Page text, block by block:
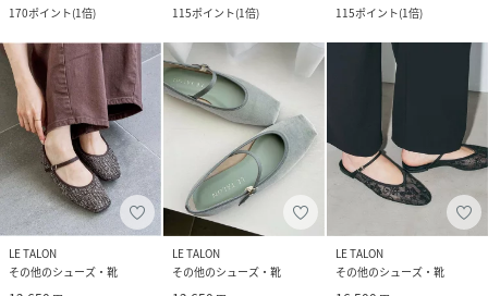
170ポイント(1倍)
115ポイント(1倍)
115ポイント(1倍)
LE TALON
その他のシューズ・靴
LE TALON
その他のシューズ・靴
LE TALON
その他のシューズ・靴